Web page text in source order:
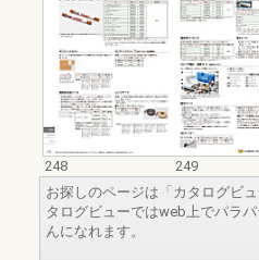
248
249
お探しのページは「カタログビ
タログビューではweb上でパラ
んになれます。